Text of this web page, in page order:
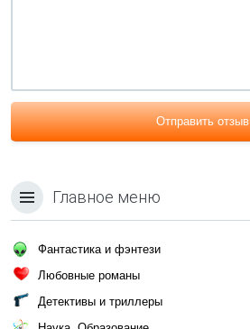
Отправить отзыв
Главное меню
Фантастика и фэнтези
Любовные романы
Детективы и триллеры